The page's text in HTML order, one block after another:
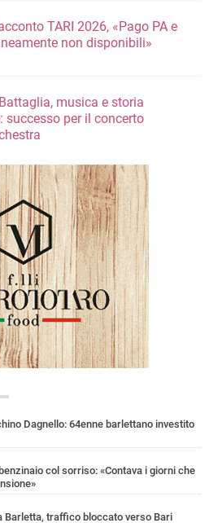
TARI 2026, «Pago PA e
non disponibili»
musica e storia
successo per il concerto
Dagnello: 64enne barlettano investito
col sorriso: «Contava i giorni che
Barletta, traffico bloccato verso Bari